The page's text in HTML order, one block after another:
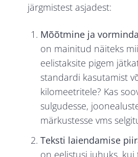
järgmistest asjadest:
Mõõtmine ja
on mainitud näiteks
eelistaksite pigem
standardi kasutamist
kilomeetritele? Kas
sulgudesse,
märkustesse vms
Teksti laiendamise
on eelistusi juhuks, kui